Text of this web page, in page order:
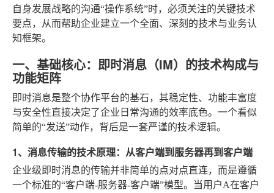
自身发展战略的沟通“操作系统”时，必须关注的关键技术
要点，从而帮助企业建立一个全面、深刻的技术与业务认
知框架。
一、基础核心：即时消息（IM）的技术构成与
功能矩阵
即时消息是整个协作平台的基石，其稳定性、功能丰富度
与安全性直接决定了企业日常沟通的效率底色。一个看似
简单的“发送”动作，背后是一套严谨的技术逻辑。
1、消息传输的技术原理：从客户端到服务器再到客户端
企业级即时消息的传输并非简单的点对点直连，而是遵循
一个标准的“客户端-服务器-客户端”模型。当用户A在客户